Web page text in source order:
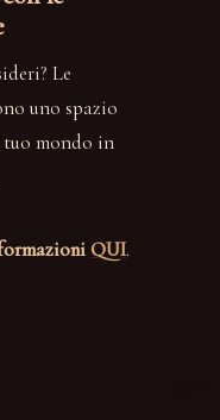
Le
uno spazio
tuo mondo in
QUI.